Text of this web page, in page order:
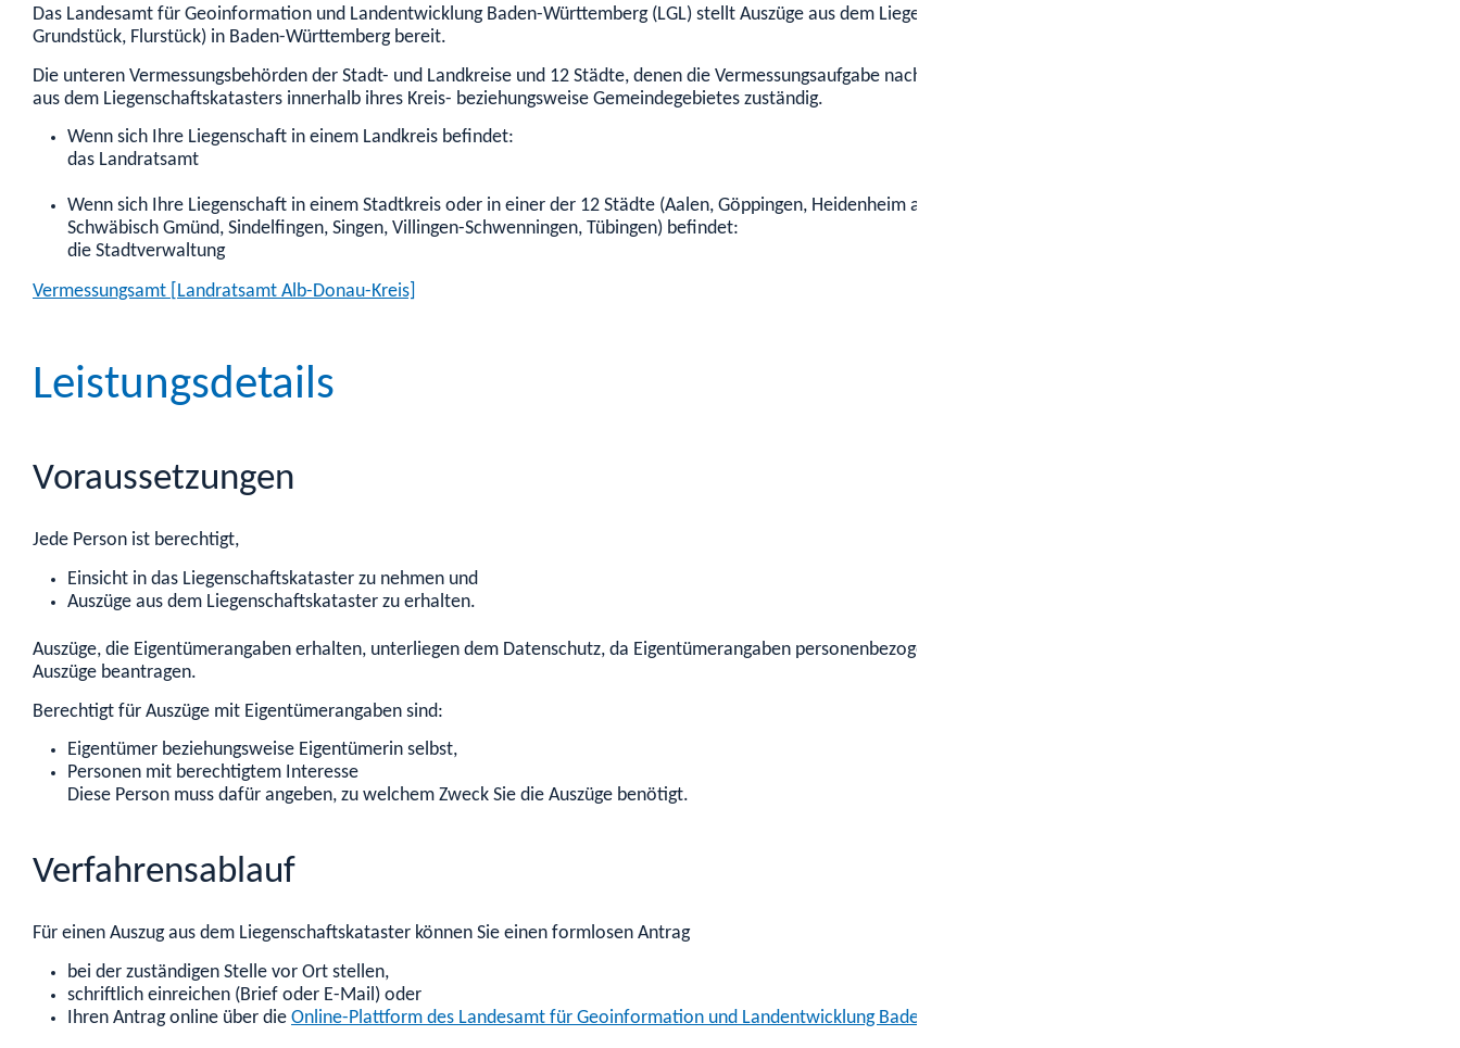
Das Landesamt für Geoinformation und Landentwicklung Baden-Württemberg (LGL) stellt Auszüge aus dem Liegenschaftskataster landesweit für alle Liegenschaften (Gebäude,
Grundstück, Flurstück) in Baden-Württemberg bereit.
Die unteren Vermessungsbehörden der Stadt- und Landkreise und 12 Städte, denen die Vermessungsaufgabe nach dem Vermessungsgesetz übertragen wurde, sind für Auszüge
aus dem Liegenschaftskatasters innerhalb ihres Kreis- beziehungsweise Gemeindegebietes zuständig.
Wenn sich Ihre Liegenschaft in einem Landkreis befindet:
das Landratsamt
Wenn sich Ihre Liegenschaft in einem Stadtkreis oder in einer der 12 Städte (Aalen, Göppingen, Heidenheim an der Brenz, Konstanz, Lörrach, Ludwigsburg, Reutlingen,
Schwäbisch Gmünd, Sindelfingen, Singen, Villingen-Schwenningen, Tübingen) befindet:
die Stadtverwaltung
Vermessungsamt [Landratsamt Alb-Donau-Kreis]
Leistungsdetails
Voraussetzungen
Jede Person ist berechtigt,
Einsicht in das Liegenschaftskataster zu nehmen und
Auszüge aus dem Liegenschaftskataster zu erhalten.
Auszüge, die Eigentümerangaben erhalten, unterliegen dem Datenschutz, da Eigentümerangaben personenbezogene Daten sind. Daher können nur berechtigte Personen diese
Auszüge beantragen.
Berechtigt für Auszüge mit Eigentümerangaben sind:
Eigentümer beziehungsweise Eigentümerin selbst,
Personen mit berechtigtem Interesse
Diese Person muss dafür angeben, zu welchem Zweck Sie die Auszüge benötigt.
Verfahrensablauf
Für einen Auszug aus dem Liegenschaftskataster können Sie einen formlosen Antrag
bei der zuständigen Stelle vor Ort stellen,
schriftlich einreichen (Brief oder E-Mail) oder
Ihren Antrag online über die Online-Plattform des Landesamt für Geoinformation und Landentwicklung Baden-Württemberg